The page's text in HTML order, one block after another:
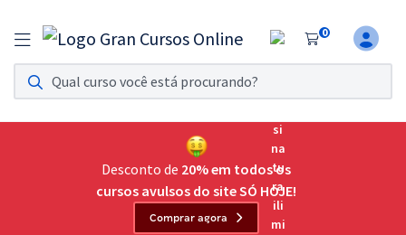
0
Assinatura Ilimitada 11
Acesso a todos os cursos. Teste grátis por 7 dias!
Assinatura OAB Até Passar
Acesso ilimitado a toda preparação para o Exame da
Residências Multiprofissionais
Desconto de 20% em todos os
cursos avulsos do site SÓ HOJE!
Comprar agora